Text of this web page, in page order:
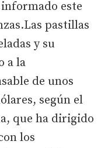
este
pastillas
y su
a la
de unos
según el
que ha dirigido
los